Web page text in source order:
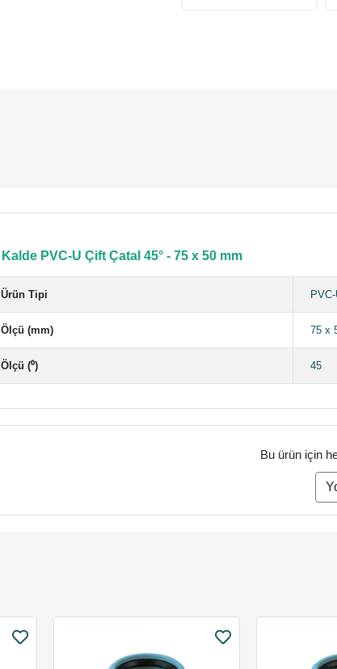
Kalde PVC-U Çift Çatal 45° - 75 x 50 mm
Ürün Tipi
Ölçü (mm) 75 x
Ölçü (⁰) 45
Bu ürün için